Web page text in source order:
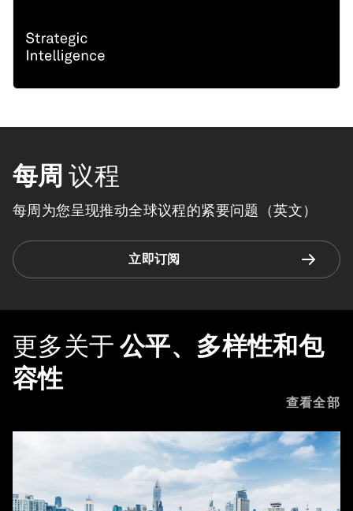
每周 议程
每周为您呈现推动全球议程的紧要问题（英文）
立即订阅
更多关于 公平、多样性和包
容性
查看全部